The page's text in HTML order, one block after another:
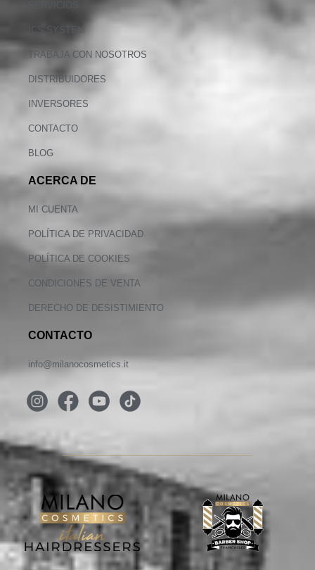
ICS SYSTEM
TRABAJA CON NOSOTROS
DISTRIBUIDORES
INVERSORES
CONTACTO
BLOG
ACERCA DE
MI CUENTA
POLÍTICA DE PRIVACIDAD
POLÍTICA DE COOKIES
CONDICIONES DE VENTA
DERECHO DE DESISTIMIENTO
CONTACTO
info@milanocosmetics.it